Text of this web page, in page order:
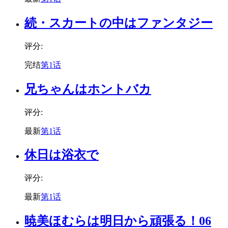
続・スカートの中はファンタジー
评分:
完结第1话
兄ちゃんはホントバカ
评分:
最新第1话
休日は浴衣で
评分:
最新第1话
暁美ほむらは明日から頑張る！06